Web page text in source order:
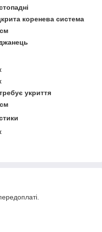
коренева система
укриття